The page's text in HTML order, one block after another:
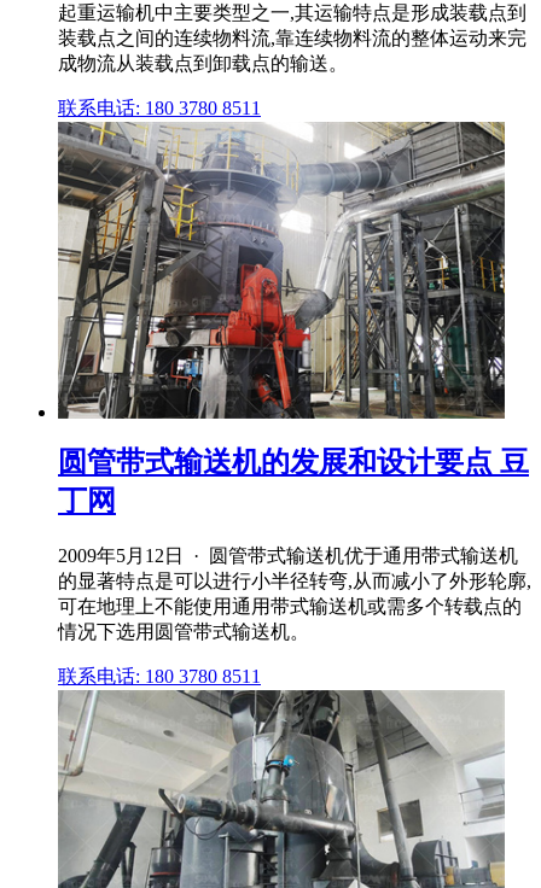
起重运输机中主要类型之一,其运输特点是形成装载点到
装载点之间的连续物料流,靠连续物料流的整体运动来完
成物流从装载点到卸载点的输送。
联系电话: 180 3780 8511
圆管带式输送机的发展和设计要点 豆
丁网
2009年5月12日 · 圆管带式输送机优于通用带式输送机
的显著特点是可以进行小半径转弯,从而减小了外形轮廓,
可在地理上不能使用通用带式输送机或需多个转载点的
情况下选用圆管带式输送机。
联系电话: 180 3780 8511